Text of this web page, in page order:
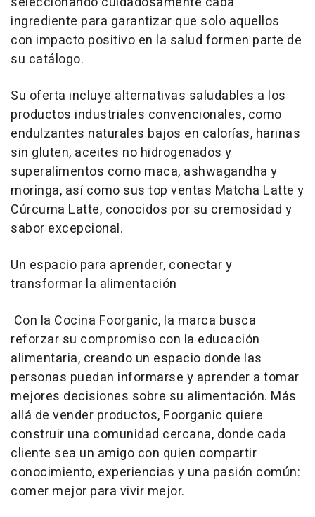
ingrediente para garantizar que solo aquellos
con impacto positivo en la salud formen parte de
su catálogo.
Su oferta incluye alternativas saludables a los
productos industriales convencionales, como
endulzantes naturales bajos en calorías, harinas
sin gluten, aceites no hidrogenados y
superalimentos como maca, ashwagandha y
moringa, así como sus top ventas Matcha Latte y
Cúrcuma Latte, conocidos por su cremosidad y
sabor excepcional.
Un espacio para aprender, conectar y
transformar la alimentación
Con la Cocina Foorganic, la marca busca
reforzar su compromiso con la educación
alimentaria, creando un espacio donde las
personas puedan informarse y aprender a tomar
mejores decisiones sobre su alimentación. Más
allá de vender productos, Foorganic quiere
construir una comunidad cercana, donde cada
cliente sea un amigo con quien compartir
conocimiento, experiencias y una pasión común:
comer mejor para vivir mejor.